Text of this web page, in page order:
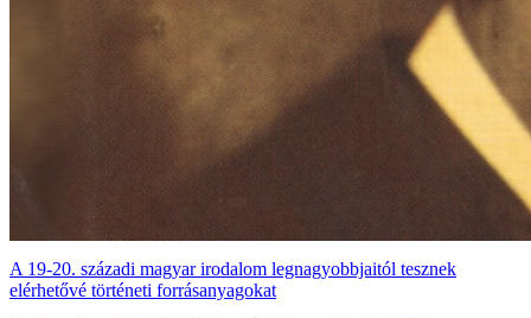
A 19-20. századi magyar irodalom legnagyobbjaitól tesznek
elérhetővé történeti forrásanyagokat